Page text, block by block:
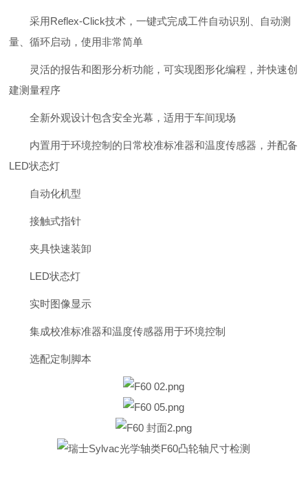
采用Reflex-Click技术，一键式完成工件自动识别、自动测
量、循环启动，使用非常简单
灵活的报告和图形分析功能，可实现图形化编程，并快速创
建测量程序
全新外观设计包含安全光幕，适用于车间现场
内置用于环境控制的日常校准标准器和温度传感器，并配备
LED状态灯
自动化机型
接触式指针
夹具快速装卸
LED状态灯
实时图像显示
集成校准标准器和温度传感器用于环境控制
选配定制脚本